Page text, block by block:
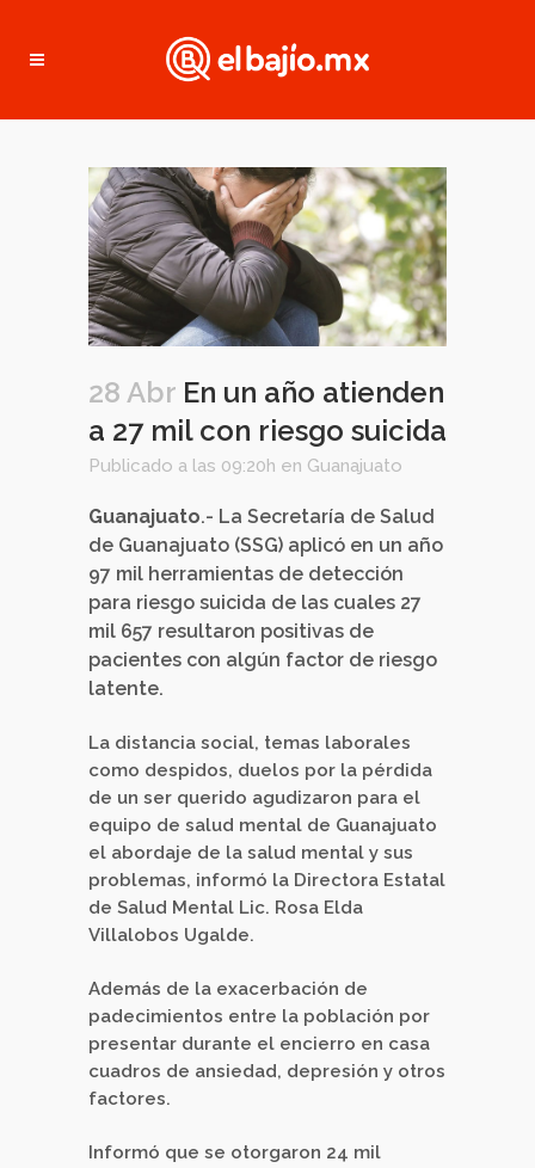
28 Abr En un año atienden
a 27 mil con riesgo suicida
Publicado a las 09:20h en Guanajuato
Guanajuato.- La Secretaría de Salud
de Guanajuato (SSG) aplicó en un año
97 mil herramientas de detección
para riesgo suicida de las cuales 27
mil 657 resultaron positivas de
pacientes con algún factor de riesgo
latente.
La distancia social, temas laborales
como despidos, duelos por la pérdida
de un ser querido agudizaron para el
equipo de salud mental de Guanajuato
el abordaje de la salud mental y sus
problemas, informó la Directora Estatal
de Salud Mental Lic. Rosa Elda
Villalobos Ugalde.
Además de la exacerbación de
padecimientos entre la población por
presentar durante el encierro en casa
cuadros de ansiedad, depresión y otros
factores.
Informó que se otorgaron 24 mil